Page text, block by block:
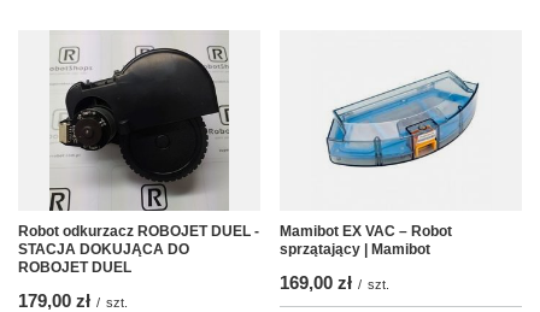
Robot odkurzacz ROBOJET DUEL -
STACJA DOKUJĄCA DO
ROBOJET DUEL
179,00 zł / szt.
Mamibot EX VAC – Robot
sprzątający | Mamibot
169,00 zł / szt.